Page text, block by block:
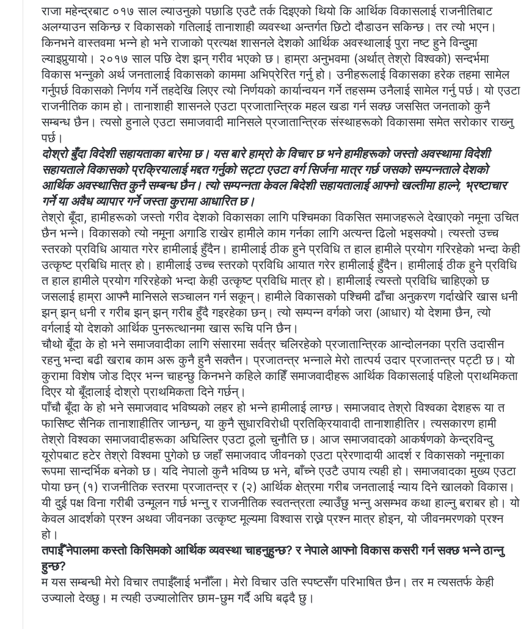
राजा महेन्द्रबाट ०१७ साल ल्याउनुको पछाडि एउटै तर्क दिइएको थियो कि आर्थिक विकासलाई राजनीतिबाट
अलग्याउन सकिन्छ र विकासको गतिलाई तानाशाही व्यवस्था अन्तर्गत छिटो दौडाउन सकिन्छ। तर त्यो भएन।
किनभने वास्तवमा भन्ने हो भने राजाको प्रत्यक्ष शासनले देशको आर्थिक अवस्थालाई पुरा नष्ट हुने विन्दुमा
ल्याइपुर्‍यायो। २०१७ साल पछि देश झन् गरीव भएको छ। हाम्रा अनुभवमा (अर्थात् तेश्रो विश्वको) सन्दर्भमा
विकास भन्नुको अर्थ जनतालाई विकासको काममा अभिप्रेरित गर्नु हो। उनीहरूलाई विकासका हरेक तहमा सामेल
गर्नुपर्छ विकासको निर्णय गर्ने तहदेखि लिएर त्यो निर्णयको कार्यान्वयन गर्ने तहसम्म उनैलाई सामेल गर्नु पर्छ। यो एउटा
राजनीतिक काम हो। तानाशाही शासनले एउटा प्रजातान्त्रिक महल खडा गर्न सक्छ जससित जनताको कुनै
सम्बन्ध छैन। त्यसो हुनाले एउटा समाजवादी मानिसले प्रजातान्त्रिक संस्थाहरूको विकासमा समेत सरोकार राख्‍नु
पर्छ।
दोश्रो बुँदा विदेशी सहायताका बारेमा छ। यस बारे हाम्रो के विचार छ भने हामीहरूको जस्तो अवस्थामा विदेशी
सहायताले विकासको प्रक्रियालाई मद्दत गर्नुको सट्टा एउटा वर्ग सिर्जना मात्र गर्छ जसको सम्पन्नताले देशको
आर्थिक अवस्थासित कुनै सम्बन्ध छैन। त्यो सम्पन्नता केवल बिदेशी सहायतालाई आफ्नो खल्तीमा हाल्ने, भ्रष्टाचार
गर्ने या अवैध व्यापार गर्ने जस्ता कुरामा आधारित छ।
तेश्रो बूँदा, हामीहरूको जस्तो गरीव देशको विकासका लागि पश्चिमका विकसित समाजहरूले देखाएको नमूना उचित
छैन भन्ने। विकासको त्यो नमूना अगाडि राखेर हामीले काम गर्नका लागि अत्यन्त ढिलो भइसक्यो। त्यस्तो उच्च
स्तरको प्रविधि आयात गरेर हामीलाई हुँदैन। हामीलाई ठीक हुने प्रविधि त हाल हामीले प्रयोग गरिरहेको भन्दा केही
उत्कृष्ट प्रबिधि मात्र हो। हामीलाई उच्च स्तरको प्रविधि आयात गरेर हामीलाई हुँदैन। हामीलाई ठीक हुने प्रविधि
त हाल हामीले प्रयोग गरिरहेको भन्दा केही उत्कृष्ट प्रविधि मात्र हो। हामीलाई त्यस्तो प्रविधि चाहिएको छ
जसलाई हाम्रा आफ्नै मानिसले सञ्चालन गर्न सकून्। हामीले विकासको पश्चिमी ढाँचा अनुकरण गर्दाखेरि खास धनी
झन् झन् धनी र गरीब झन् झन् गरीब हुँदै गइरहेका छन्। त्यो सम्पन्न वर्गको जरा (आधार) यो देशमा छैन, त्यो
वर्गलाई यो देशको आर्थिक पुनरूत्थानमा खास रूचि पनि छैन।
चौथो बूँदा के हो भने समाजवादीका लागि संसारमा सर्वत्र चलिरहेको प्रजातान्त्रिक आन्दोलनका प्रति उदासीन
रहनु भन्दा बढी खराब काम अरू कुनै हुनै सक्तैन। प्रजातन्त्र भन्नाले मेरो तात्पर्य उदार प्रजातन्त्र पट्टी छ। यो
कुरामा विशेष जोड दिएर भन्न चाहन्छु किनभने कहिले काहिँ समाजवादीहरू आर्थिक विकासलाई पहिलो प्राथमिकता
दिएर यो बूँदालाई दोश्रो प्राथमिकता दिने गर्छन्।
पाँचौ बूँदा के हो भने समाजवाद भविष्यको लहर हो भन्ने हामीलाई लाग्छ। समाजवाद तेश्रो विश्वका देशहरू या त
फासिष्ट सैनिक तानाशाहीतिर जान्छन्, या कुनै सुधारविरोधी प्रतिक्रियावादी तानाशाहीतिर। त्यसकारण हामी
तेश्रो विश्वका समाजवादीहरूका अघिल्तिर एउटा ठूलो चुनौति छ। आज समाजवादको आकर्षणको केन्द्रविन्दु
यूरोपबाट हटेर तेश्रो विश्वमा पुगेको छ जहाँ समाजवाद जीवनको एउटा प्रेरणादायी आदर्श र विकासको नमूनाका
रूपमा सान्दर्भिक बनेको छ। यदि नेपालो कुनै भविष्य छ भने, बाँच्ने एउटै उपाय त्यही हो। समाजवादका मुख्य एउटा
पोया छन् (१) राजनीतिक स्तरमा प्रजातन्त्र र (२) आर्थिक क्षेत्रमा गरीब जनतालाई न्याय दिने खालको विकास।
यी दुई पक्ष विना गरीबी उन्मूलन गर्छ भन्नु र राजनीतिक स्वतन्त्रता ल्याउँछु भन्नु असम्भव कथा हाल्नु बराबर हो। यो
केवल आदर्शको प्रश्न अथवा जीवनका उत्कृष्ट मूल्यमा विश्वास राख्ने प्रश्न मात्र होइन, यो जीवनमरणको प्रश्न
हो।
तपाईँ नेपालमा कस्तो किसिमको आर्थिक व्यवस्था चाहनुहुन्छ? र नेपाले आफ्नो विकास कसरी गर्न सक्छ भन्ने ठान्नु
हुन्छ?
म यस सम्बन्धी मेरो विचार तपाईँलाई भनौँला। मेरो विचार उति स्पष्टसँग परिभाषित छैन। तर म त्यसतर्फ केही
उज्यालो देख्छु। म त्यही उज्यालोतिर छाम-छुम गर्दै अघि बढ्दै छु।